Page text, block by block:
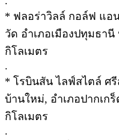
* ฟลอร่าวิลล์ กอล์ฟ แอ
วัด อำเภอเมืองปทุมธานี
กิโลเมตร
.
* โรบินสัน ไลฟ์สไตล์ ศ
บ้านใหม่, อำเภอปากเก
กิโลเมตร
.